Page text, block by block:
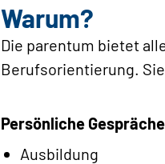
Warum?
Die parentum bietet
Berufsorientierung.
Persönliche
Ausbildung